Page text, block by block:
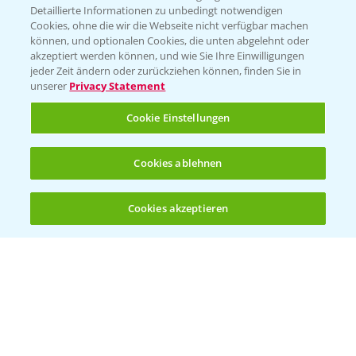
(noch 4)
KONTAKT
Hilfe in Notfällen
T.+49 (0)214/30-20220
Folgen Sie uns
Detaillierte Informationen zu unbedingt notwendigen
Cookies, ohne die wir die Webseite nicht verfügbar machen
können, und optionalen Cookies, die unten abgelehnt oder
akzeptiert werden können, und wie Sie Ihre Einwilligungen
jeder Zeit ändern oder zurückziehen können, finden Sie in
unserer Privacy Statement
Cookie Einstellungen
Cookies ablehnen
Cookies akzeptieren